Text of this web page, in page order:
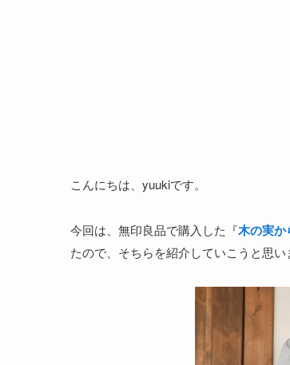
こんにちは、yuukiです。
今回は、無印良品で購入した『木の実か
たので、そちらを紹介していこうと思い